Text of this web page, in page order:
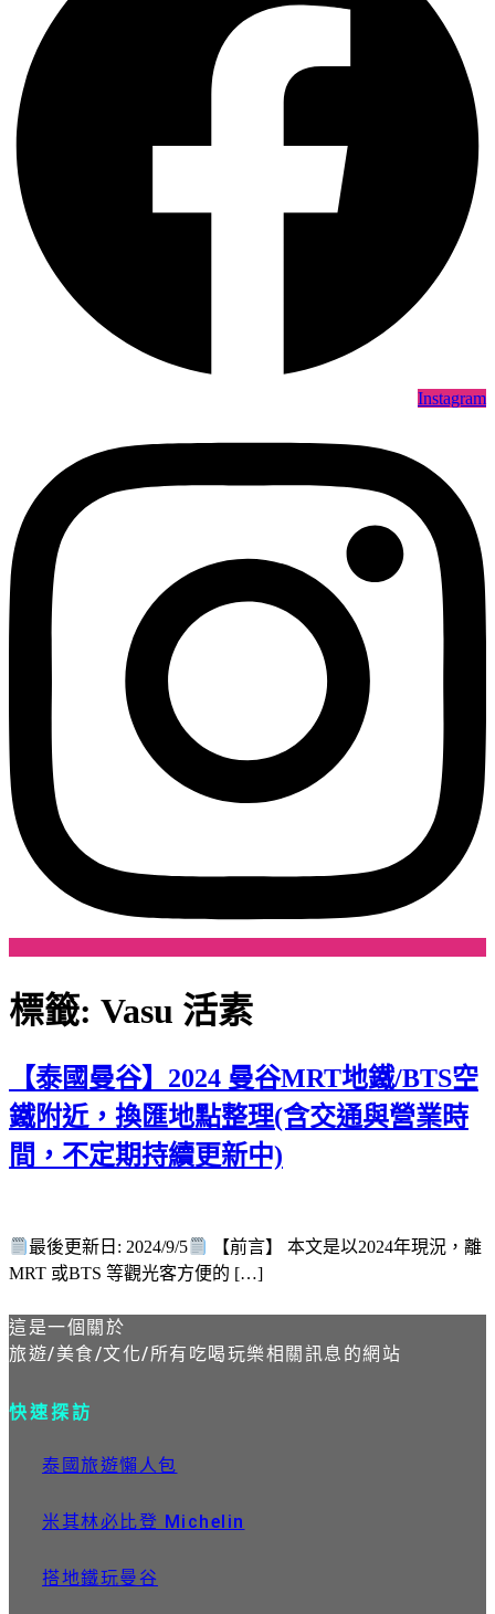
Instagram
標籤: Vasu 活素
【泰國曼谷】2024 曼谷MRT地鐵/BTS空
鐵附近，換匯地點整理(含交通與營業時
間，不定期持續更新中)
最後更新日: 2024/9/5
【前言】 本文是以2024年現況，離
MRT 或BTS 等觀光客方便的 […]
這是一個關於
旅遊/美食/文化/所有吃喝玩樂相關訊息的網站
快速探訪
泰國旅遊懶人包
米其林必比登 Michelin
搭地鐵玩曼谷